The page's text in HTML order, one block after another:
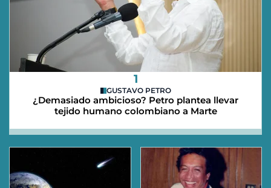
1
GUSTAVO PETRO
¿Demasiado ambicioso? Petro plantea llevar
tejido humano colombiano a Marte